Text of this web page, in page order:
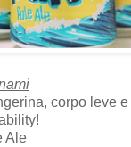
corpo leve
Ale